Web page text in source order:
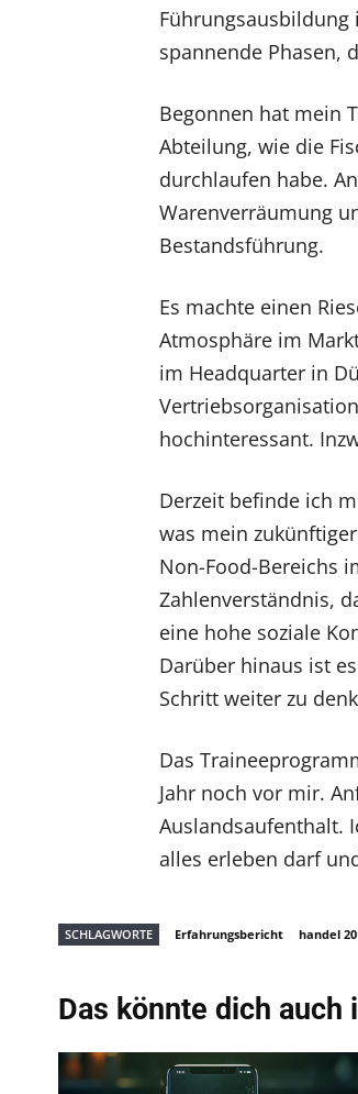
spannende Phasen,
Begonnen hat mein
Abteilung, wie die
durchlaufen habe.
Warenverräumung
Bestandsführung.
Es machte einen
Atmosphäre im
im Headquarter in
hochinteressant.
Derzeit befinde ich
was mein
Non-Food-Bereichs
Zahlenverständnis,
eine hohe soziale
Darüber hinaus ist
Schritt weiter zu
Das
Jahr noch vor mir.
Auslandsaufenthalt.
alles erleben darf
SCHLAGWORTE Erfahrungsbericht handel
Das könnte dich auch